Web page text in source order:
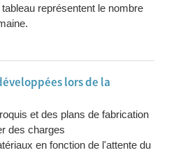
maximum
représentent le nombre
lors de la
et des plans de fabrication
des charges
en fonction de l'attente du